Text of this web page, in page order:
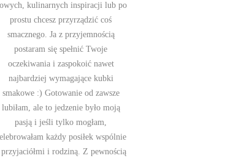
kulinarnych inspiracji lub po
prostu chcesz przyrządzić coś
smacznego. Ja z przyjemnością
postaram się spełnić Twoje
oczekiwania i zaspokoić nawet
najbardziej wymagające kubki
smakowe :) Gotowanie od zawsze
lubiłam, ale to jedzenie było moją
pasją i jeśli tylko mogłam,
każdy posiłek wspólnie
i rodziną. Z pewnością